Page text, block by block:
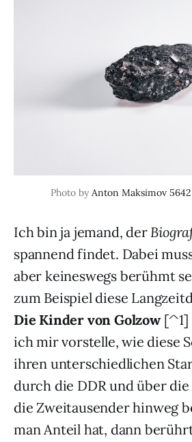
Photo by Anton Maksimov
Ich bin ja jemand, der
spannend findet. Dabei
aber keineswegs berühmt
zum Beispiel diese
Die Kinder von Golzow[^1]
ich mir vorstelle, wie diese
ihren unterschiedlichen
durch die DDR und über
die Zweitausender hinweg
man Anteil hat, dann